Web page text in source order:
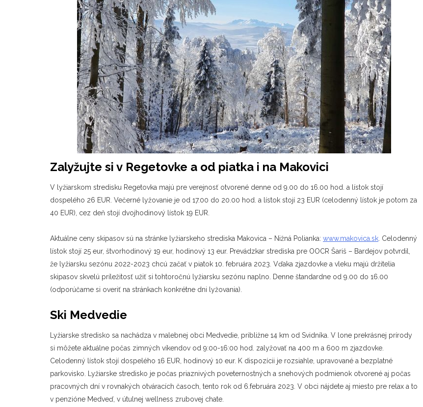
Zalyžujte si v Regetovke a od piatka i na Makovici
V lyžiarskom stredisku Regetovka majú pre verejnosť otvorené denne od 9.00 do 16.00 hod. a lístok stojí
dospelého 26 EUR. Večerné lyžovanie je od 17.00 do 20.00 hod. a lístok stojí 23 EUR (celodenný lístok je potom za
40 EUR), cez deň stojí dvojhodinový lístok 19 EUR.
Aktuálne ceny skipasov sú na stránke lyžiarskeho strediska Makovica – Nižná Polianka: www.makovica.sk . Celodenný
lístok stojí 25 eur, štvorhodinový 19 eur, hodinový 13 eur. Prevádzkar strediska pre OOCR Šariš – Bardejov potvrdil,
že lyžiarsku sezónu 2022-2023 chcú začať v piatok 10. februára 2023. Vďaka zjazdovke a vleku majú držitelia
skipasov skvelú príležitosť užiť si tohtoročnú lyžiarsku sezónu naplno. Denne štandardne od 9.00 do 16.00
(odporúčame si overiť na stránkach konkrétne dni lyžovania).
Ski Medvedie
Lyžiarske stredisko sa nachádza v malebnej obci Medvedie, približne 14 km od Svidníka. V lone prekrásnej prírody
si môžete aktuálne počas zimných víkendov od 9:00-16:00 hod. zalyžovať na 400 m a 600 m zjazdovke.
Celodenný lístok stojí dospelého 16 EUR, hodinový 10 eur. K dispozícii je rozsiahle, upravované a bezplatné
parkovisko. Lyžiarske stredisko je počas priaznivých poveternostných a snehových podmienok otvorené aj počas
pracovných dní v rovnakých otváracích časoch, tento rok od 6.februára 2023. V obci nájdete aj miesto pre relax a to
v penzióne Medveď, v útulnej wellness zrubovej chate.